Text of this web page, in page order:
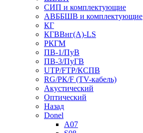
СИП и комплектующие
АВББШВ и комплектующие
КГ
КГВВнг(А)-LS
РКГМ
ПВ-1/ПуВ
ПВ-3/ПуГВ
UTP/FTP/КСПВ
RG/РК/F (TV-кабель)
Акустический
Оптический
Назад
Donel
A07